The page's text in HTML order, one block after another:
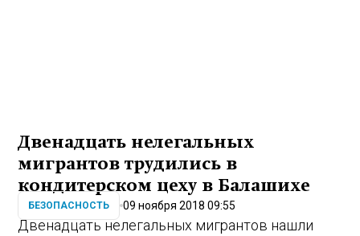
Двенадцать нелегальных
мигрантов трудились в
кондитерском цеху в Балашихе
БЕЗОПАСНОСТЬ 09 ноября 2018 09:55
Двенадцать нелегальных мигрантов нашли